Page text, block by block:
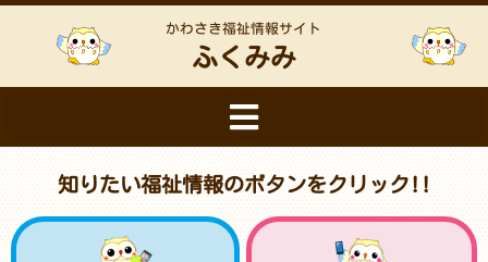
かわさき福祉情報サイト
ふくみみ
知りたい福祉情報のボタンをクリック!!